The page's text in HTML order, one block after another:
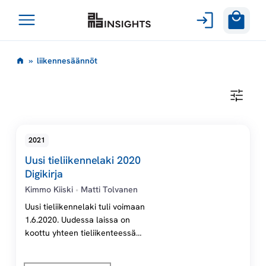
sisältöön
Avaa
l
k
e
n
n
» liikennesäännöt
E
S
Ä
Ä
N
Ö
2021
Uusi tieliikennelaki 2020
Digikirja
Kimmo Kiiski • Matti Tolvanen
Uusi tieliikennelaki tuli voimaan
1.6.2020. Uudessa laissa on
koottu yhteen tieliikenteessä